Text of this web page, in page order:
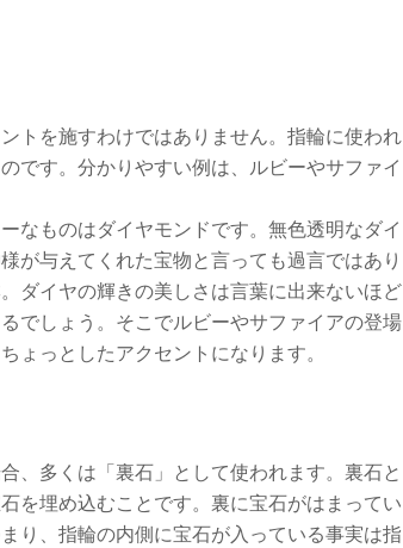
トを施すわけではありません。指輪に使われ
です。分かりやすい例は、ルビーやサファイ
なものはダイヤモンドです。無色透明なダイ
が与えてくれた宝物と言っても過言ではあり
ダイヤの輝きの美しさは言葉に出来ないほど
でしょう。そこでルビーやサファイアの登場
ょっとしたアクセントになります。
、多くは「裏石」として使われます。裏石と
を埋め込むことです。裏に宝石がはまってい
り、指輪の内側に宝石が入っている事実は指